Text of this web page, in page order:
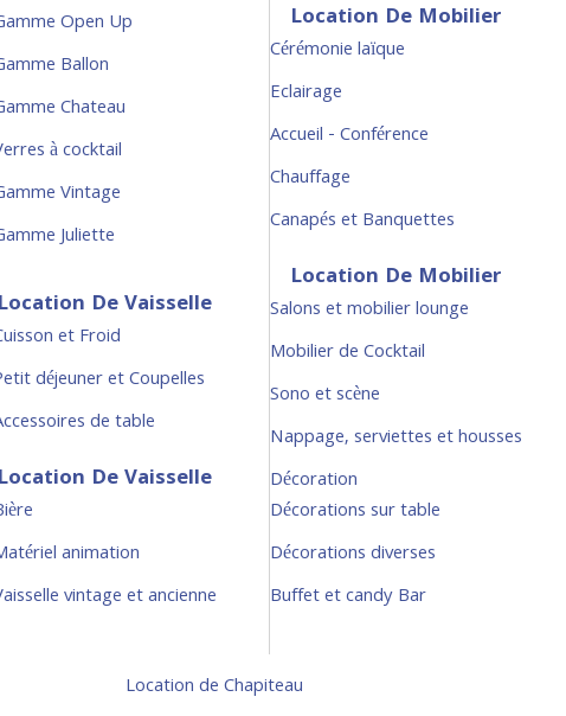
Open Up
Ballon
Chateau
à cocktail
Vintage
Juliette
De Vaisselle
et Froid
déjeuner et Coupelles
de table
De Vaisselle
animation
vintage et ancienne
Location De Mobilier
Cérémonie laïque
Eclairage
Accueil - Conférence
Chauffage
Canapés et Banquettes
Location De Mobilier
Salons et mobilier lounge
Mobilier de Cocktail
Sono et scène
Nappage, serviettes et housses
Décoration
Décorations sur table
Décorations diverses
Buffet et candy Bar
Location de Chapiteau